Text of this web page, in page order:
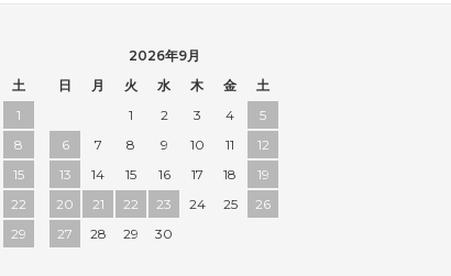
土
1
8
15
22
29
2026年9月
日
月 火 水 木 金
土
1
2 3 4
5
6
7 8 9 10 11
12
13
14 15 16 17 18
19
20
21 22 23 24 25
26
27
28 29 30